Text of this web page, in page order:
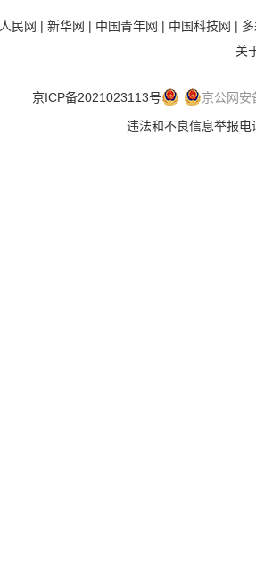
人民网 | 新华网 | 中国青年网 | 中国科技网 |
关
京ICP备2021023113号
京公网
违法和不良信息举报